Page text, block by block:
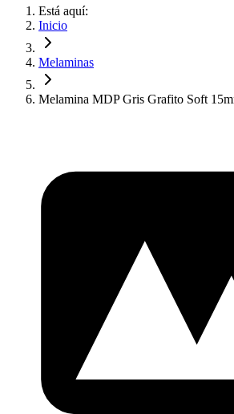
Está aquí:
Inicio
Melaminas
Melamina MDP Gris Grafito Soft